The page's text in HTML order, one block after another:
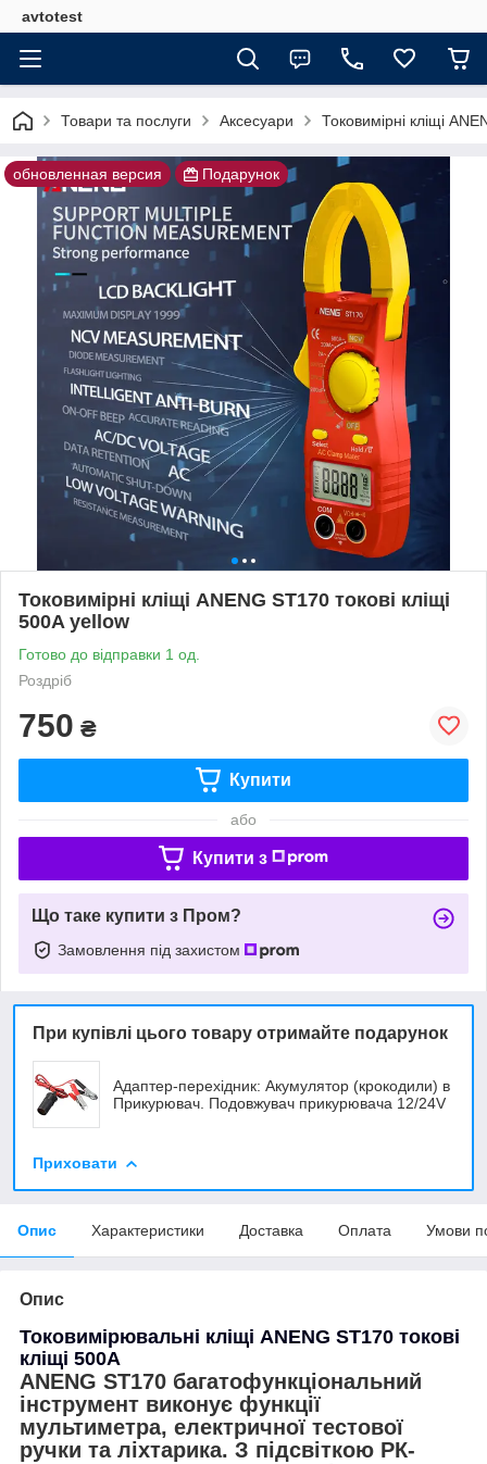
avtotest
Товари та послуги Аксесуари Токовимірні кліщі
обновленная версия Подарунок
Токовимірні кліщі ANENG ST170 токові кліщі
500A yellow
Готово до відправки 1 од.
Роздріб
750 ₴
Купити
або
Купити з
Що таке купити з Пром?
Замовлення під захистом
При купівлі цього товару отримайте подарунок
Адаптер-перехідник: Акумулятор (крокодили) в
Прикурювач. Подовжувач прикурювача 12/24V
Приховати
Опис Характеристики Доставка Оплата Умови
Опис
Токовимірювальні кліщі ANENG ST170 токові
кліщі 500A
ANENG ST170 багатофункціональний
інструмент виконує функції
мультиметра, електричної тестової
ручки та ліхтарика. З підсвіткою РК-